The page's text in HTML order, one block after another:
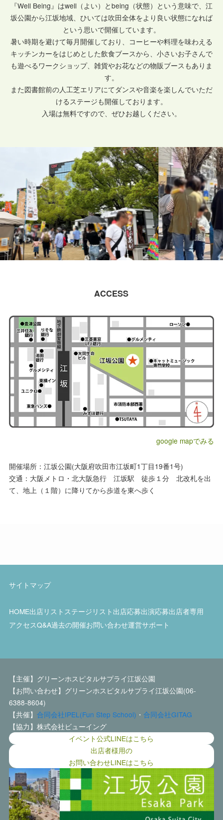
『Well Being』はwell（よい）とbeing（状態）という意味で、江
坂公園から江坂地域、ひいては吹田全体をより良い状態になれば
という思いで開催しています。
暑い時期を避けて毎月開催しており、コーヒーや料理を味わえる
キッチンカーをはじめとした飲食ブースから、 小さいお子さんで
も遊べるワークショップ、雑貨やお花などの物販ブースもありま
す。
また図書館前の人工芝エリアにてダンスや音楽を楽しんでいただ
けるステージも開催しております。
入場は無料ですので、ぜひお越しください。
ACCESS
google mapでみる
開催場所：江坂公園(大阪府吹田市江坂町1丁目19番1号)
交通：大阪メトロ・北大阪急行 江坂駅 徒歩１分 北改札を出
て、地上（１階）に降りてから歩道を東へ歩く
サイトマップ
HOME出店リスト ステージリスト 出店応募出演応募出店者専用
アクセスQ&A過去の開催お問い合わせ運営サポート
【主催】グリーンホスピタルサプライ江坂公園
【お問い合わせ】グリーンホスピタルサプライ江坂公園(06-
6388-8604)
【共催】 合同会社IPEL(Fun Step School) ・ 合同会社GITAG
【協力】株式会社ビューイング
イベント公式LINEはこちら
出店者様用の
お問い合わせLINEはこちら